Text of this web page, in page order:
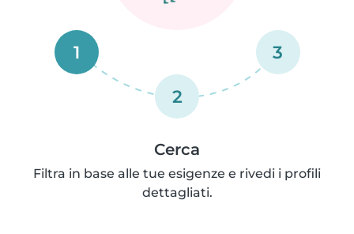
1
2
3
Cerca
Filtra in base alle tue esigenze e rivedi i profili
dettagliati.